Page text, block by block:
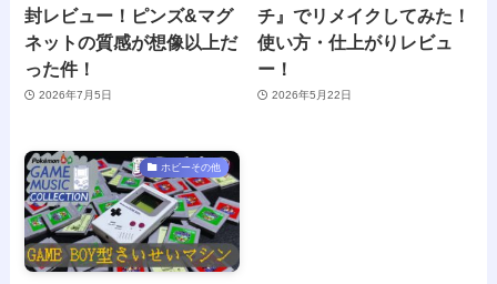
封レビュー！ピンズ&マグ
ネットの質感が想像以上だ
った件！
2026年7月5日
チ』でリメイクしてみた！
使い方・仕上がりレビュ
ー！
2026年5月22日
ホビーその他